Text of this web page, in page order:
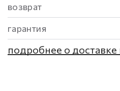
возврат
гарантия
подробнее о доставке